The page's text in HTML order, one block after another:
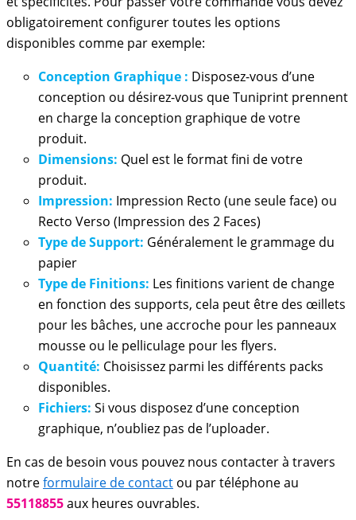
obligatoirement configurer toutes les options
disponibles comme par exemple:
Conception Graphique : Disposez-vous d’une
conception ou désirez-vous que Tuniprint prennent
en charge la conception graphique de votre
produit.
Dimensions: Quel est le format fini de votre
produit.
Impression: Impression Recto (une seule face) ou
Recto Verso (Impression des 2 Faces)
Type de Support: Généralement le grammage du
papier
Type de Finitions: Les finitions varient de change
en fonction des supports, cela peut être des œillets
pour les bâches, une accroche pour les panneaux
mousse ou le pelliculage pour les flyers.
Quantité: Choisissez parmi les différents packs
disponibles.
Fichiers: Si vous disposez d’une conception
graphique, n’oubliez pas de l’uploader.
En cas de besoin vous pouvez nous contacter à travers
notreformulaire de contact ou par téléphone au
55118855aux heures ouvrables.